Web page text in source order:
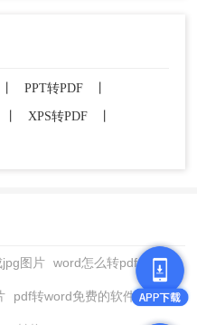
PPT转PDF
XPS转PDF
jpg图片 word怎么转pdf
pdf转word免费的软件